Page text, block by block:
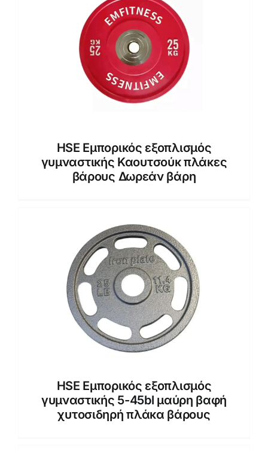
HSE Εμπορικός εξοπλισμός
γυμναστικής Καουτσούκ πλάκες
βάρους Δωρεάν βάρη
HSE Εμπορικός εξοπλισμός
γυμναστικής 5-45bl μαύρη βαφή
χυτοσιδηρή πλάκα βάρους